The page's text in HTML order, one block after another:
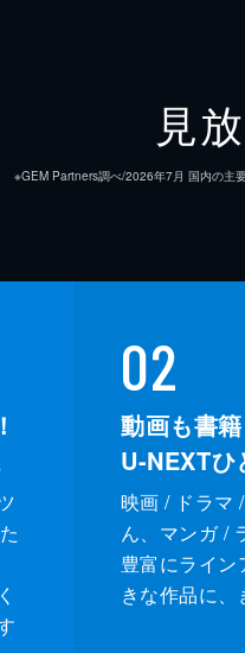
見
※GEM Partners調べ/2026年7⽉ 国内の主
02
動画も書
U-NEXTひ
映画 / ドラマ
ん、マンガ /
豊富にライ
きな作品に、